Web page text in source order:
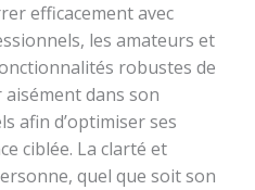
efficacement avec
les amateurs et
robustes de
dans son
afin d’optimiser ses
ciblée. La clarté et
quel que soit son